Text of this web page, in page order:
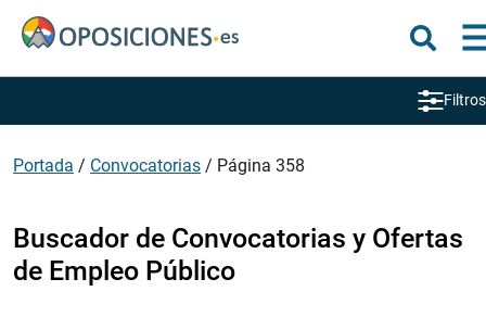
Filtros
Portada / Convocatorias / Página 358
Buscador de Convocatorias y Ofertas
de Empleo Público